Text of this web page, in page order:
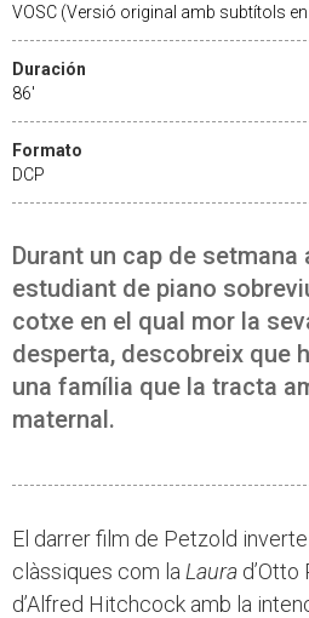
VOSC (Versió original amb subtítols
Duración
86'
Formato
DCP
Durant un cap de setmana
estudiant de piano
cotxe en el qual mor la
desperta, descobreix que
una família que la tracta
maternal.
El darrer film de Petzold
clàssiques com la Laura
d’Alfred Hitchcock amb la